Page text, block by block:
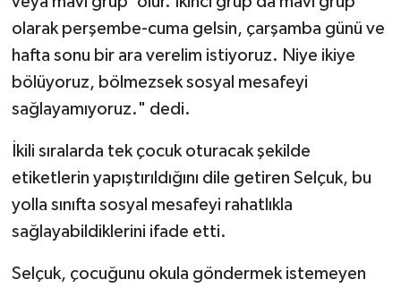
olarak perşembe-cuma gelsin, çarşamba günü ve
hafta sonu bir ara verelim istiyoruz. Niye ikiye
bölüyoruz, bölmezsek sosyal mesafeyi
sağlayamıyoruz." dedi.
İkili sıralarda tek çocuk oturacak şekilde
etiketlerin yapıştırıldığını dile getiren Selçuk, bu
yolla sınıfta sosyal mesafeyi rahatlıkla
sağlayabildiklerini ifade etti.
Selçuk, çocuğunu okula göndermek istemeyen